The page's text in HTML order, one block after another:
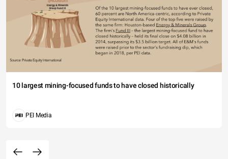
10 largest mining-focused funds to have closed historically
PEI Media